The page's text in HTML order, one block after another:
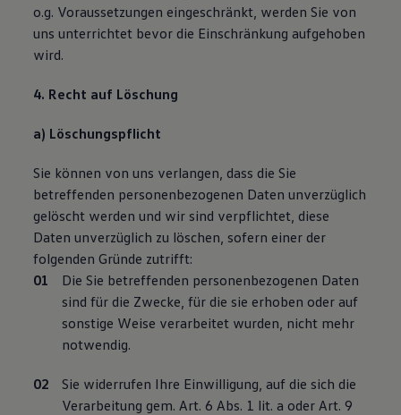
o.g. Voraussetzungen eingeschränkt, werden Sie von
uns unterrichtet bevor die Einschränkung aufgehoben
wird.
4. Recht auf Löschung
a) Löschungspflicht
Sie können von uns verlangen, dass die Sie
betreffenden personenbezogenen Daten unverzüglich
gelöscht werden und wir sind verpflichtet, diese
Daten unverzüglich zu löschen, sofern einer der
folgenden Gründe zutrifft:
Die Sie betreffenden personenbezogenen Daten
sind für die Zwecke, für die sie erhoben oder auf
sonstige Weise verarbeitet wurden, nicht mehr
notwendig.
Sie widerrufen Ihre Einwilligung, auf die sich die
Verarbeitung gem. Art. 6 Abs. 1 lit. a oder Art. 9